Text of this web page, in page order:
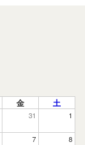
金 土
31 1
7 8